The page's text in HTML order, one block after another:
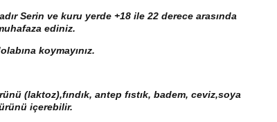
Serin ve kuru yerde +18 ile 22 derece arasında
ediniz.
koymayınız.
(laktoz),fındık, antep fıstık, badem, ceviz,soya
içerebilir.